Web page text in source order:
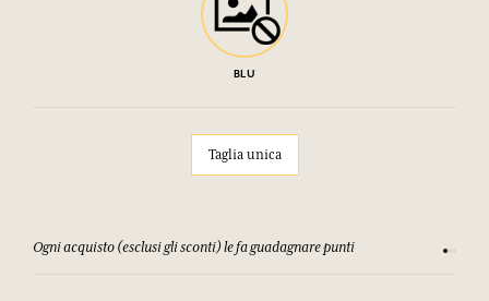
BLU
Taglia unica
Ogni acquisto (esclusi gli sconti) le fa guadagnare punti